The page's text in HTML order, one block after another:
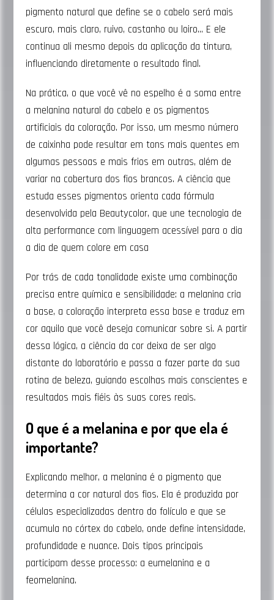
pigmento natural que define se o cabelo será mais
escuro, mais claro, ruivo, castanho ou loiro… E ele
continua ali mesmo depois da aplicação da tintura,
influenciando diretamente o resultado final.
Na prática, o que você vê no espelho é a soma entre
a melanina natural do cabelo e os pigmentos
artificiais da coloração. Por isso, um mesmo número
de caixinha pode resultar em tons mais quentes em
algumas pessoas e mais frios em outras, além de
variar na cobertura dos fios brancos. A ciência que
estuda esses pigmentos orienta cada fórmula
desenvolvida pela Beautycolor, que une tecnologia de
alta performance com linguagem acessível para o dia
a dia de quem colore em casa
Por trás de cada tonalidade existe uma combinação
precisa entre química e sensibilidade: a melanina cria
a base, a coloração interpreta essa base e traduz em
cor aquilo que você deseja comunicar sobre si. A partir
dessa lógica, a ciência da cor deixa de ser algo
distante do laboratório e passa a fazer parte da sua
rotina de beleza, guiando escolhas mais conscientes e
resultados mais fiéis às suas cores reais.
O que é a melanina e por que ela é
importante?
Explicando melhor, a melanina é o pigmento que
determina a cor natural dos fios. Ela é produzida por
células especializadas dentro do folículo e que se
acumula no córtex do cabelo, onde define intensidade,
profundidade e nuance. Dois tipos principais
participam desse processo: a eumelanina e a
feomelanina.